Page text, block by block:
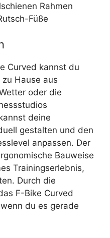
Rahmen
Füße
Curved kannst du
Hause aus
oder die
deine
gestalten und den
anpassen. Der
Bauweise
Trainingserlebnis,
Durch die
F-Bike Curved
du es gerade